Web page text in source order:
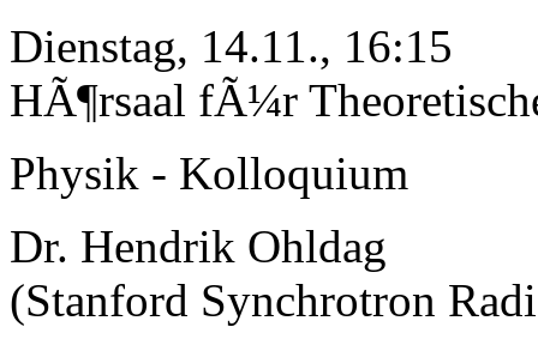
Dienstag, 14.11., 16:15
HÃ¶rsaal fÃ¼r
Physik - Kolloquium
Dr. Hendrik Ohldag
(Stanford Synchrotron